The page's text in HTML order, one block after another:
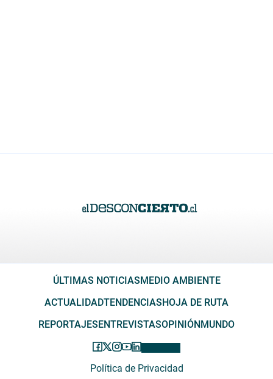
ÚLTIMAS NOTICIASMEDIO AMBIENTE
ACTUALIDADTENDENCIASHOJA DE RUTA
REPORTAJESENTREVISTASOPINIÓNMUNDO
Política de Privacidad